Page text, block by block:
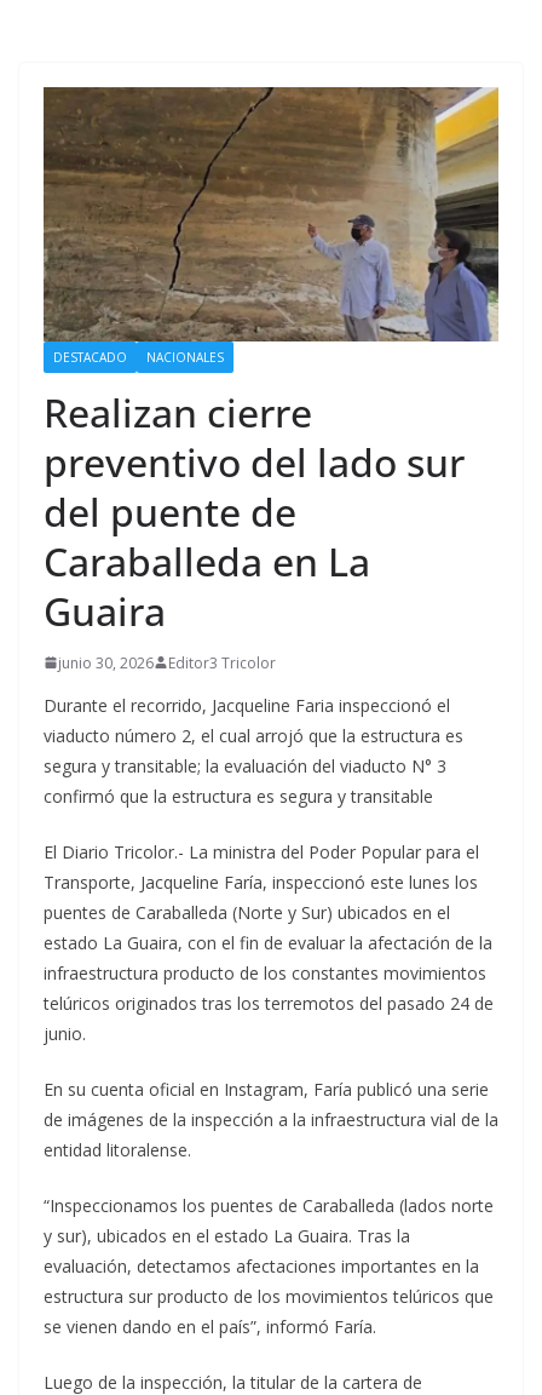
DESTACADO NACIONALES
Realizan cierre
preventivo del lado sur
del puente de
Caraballeda en La
Guaira
junio 30, 2026 Editor3 Tricolor
Durante el recorrido, Jacqueline Faria inspeccionó el
viaducto número 2, el cual arrojó que la estructura es
segura y transitable; la evaluación del viaducto N° 3
confirmó que la estructura es segura y transitable
El Diario Tricolor.- La ministra del Poder Popular para el
Transporte, Jacqueline Faría, inspeccionó este lunes los
puentes de Caraballeda (Norte y Sur) ubicados en el
estado La Guaira, con el fin de evaluar la afectación de la
infraestructura producto de los constantes movimientos
telúricos originados tras los terremotos del pasado 24 de
junio.
En su cuenta oficial en Instagram, Faría publicó una serie
de imágenes de la inspección a la infraestructura vial de la
entidad litoralense.
“Inspeccionamos los puentes de Caraballeda (lados norte
y sur), ubicados en el estado La Guaira. Tras la
evaluación, detectamos afectaciones importantes en la
estructura sur producto de los movimientos telúricos que
se vienen dando en el país”, informó Faría.
Luego de la inspección, la titular de la cartera de